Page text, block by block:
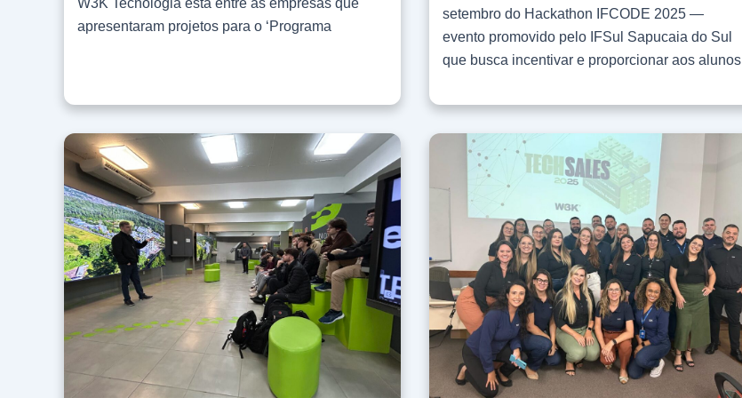
Daniel Klafke demonstrou, por meio de cases
práticos, como a implementação de workflows
que é o que traz a falta de governança. Ou seja,
criar aplicações departamentais não ligadas a
uma plataforma centralizada, você aumenta o
problema e o risco do Shadow IT e acaba
ficando mais exposto a problemas de
segurança”, pontuou o executivo. W3K
reafirmou seu compromisso com a eficiência e
a Governança da Informação Ele comentou
também a respeito da eficiência da W3K no
que se refere à implantação de soluções.
“Conseguimos trazer o melhor dos dois
mundos: criar uma aplicação via IA de forma
rápida. Temos reduzido o tempo de
boas práticas de Segurança da Informação,
Rastreabilidade e Compliance. Combate ao
Shadow IT com cases práticos Um dos grandes
apresentação de cases práticos. Klafke irá
demonstrar como a implementação de
workflows inteligentes e checklists
automatizados auxiliam na eliminação do
chamado Shadow IT — o uso de softwares e
ferramentas não autorizadas pelo setor de TI.
Ao oferecer alternativas legais, ágeis e
seguras, as empresas conseguem elevar o
nível de conformidade e garantir que a
inovação ocorra sob a luz da governança
corporativa, e não à margem dela.
GREENDOCS realiza Gestão do Portfólio de
Projetos — Project Portfolio Management
W3K Tecnologia está entre as empresas que
apresentaram projetos para o ‘Programa
busca contribuir para a reconstrução do estado
do Rio Grande do Sul após a enchente de maio
de 2024. O CTO da W3K, Igor Klafke,
comentou sobre a participação da W3K no
projeto. Observou que a empresa enxerga essa
iniciativa como uma oportunidade de investir no
futuro do setor de tecnologia, auxiliando na
formação de novos talentos do segmento.
“Estamos contribuindo para a criação de um
ambiente mais propício à inovação e que será
benéfico para todos. É um círculo virtuoso que
setembro do Hackathon IFCODE 2025 —
evento promovido pelo IFSul Sapucaia do Sul
que busca incentivar e proporcionar aos alunos
programação e criatividade. Além de apoiar o
escolha da equipe vencedora, patrocinamos as
premiações. Durante os dois dias de evento,
realizado no IFSul, campus Sapucaia do Sul,
uma extensa programação foi desenvolvida.
Divididos em equipes, os estudantes
combinaram habilidades de programação,
prototipagem, criatividade e colaboração para
desenvolver soluções tecnológicas para um
determinado tema. A partir do eixo temático:
“soluções para a terceira idade”, a equipe
CodeKillers desenvolveu o Zelo — plataforma